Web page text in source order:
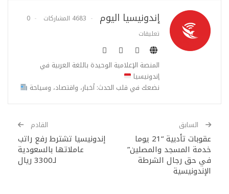
إندونيسيا اليوم 4683 المشاركات
0
تعليقات
المنصة الإعلامية الوحيدة باللغة العربية في
إندونيسيا
نضعك في قلب الحدث: أخبار، واقتصاد، وسياحة
السابق
عقوبات تأدبية “21 يوما
خدمة المسجد والمصلين”
في حق رجال الشرطة
الإندونيسية
القادم
إندونيسيا تشترط رفع راتب
عاملاتها بالسعودية
لـ3300 ريال